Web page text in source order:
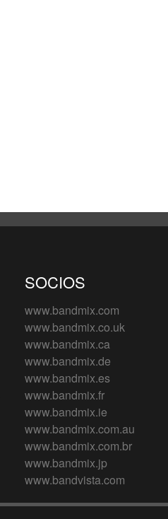
SOCIOS
www.bandmix.com
www.bandmix.co.uk
www.bandmix.ca
www.bandmix.de
www.bandmix.es
www.bandmix.fr
www.bandmix.ie
www.bandmix.com.au
www.bandmix.com.br
www.bandmix.jp
www.bandvista.com